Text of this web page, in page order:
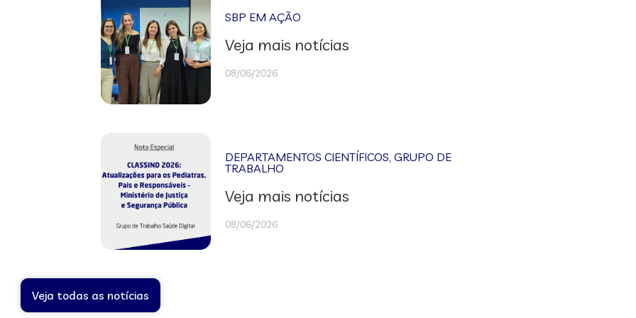
SBP EM AÇÃO
Veja mais notícias
08/06/2026
DEPARTAMENTOS CIENTÍFICOS ,GRUPO DE
TRABALHO
Veja mais notícias
08/06/2026
Veja todas as notícias